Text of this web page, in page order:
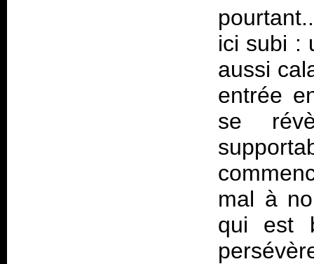
ici subi :
aussi
entrée
se
mal à
qui est